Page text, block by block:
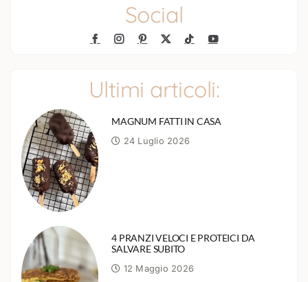
Social
Ultimi articoli:
MAGNUM FATTI IN CASA
24 Luglio 2026
4 PRANZI VELOCI E PROTEICI DA
SALVARE SUBITO
12 Maggio 2026